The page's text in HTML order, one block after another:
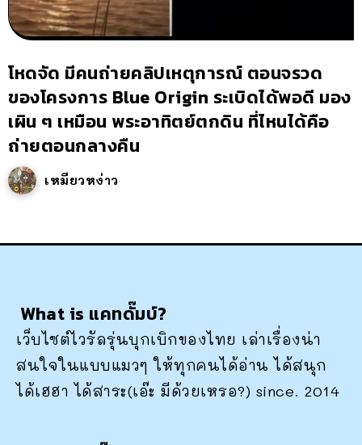
โหดจัด มีคนถ่ายคลิปเหตุการณ์ ตอนจรวด
ของโครงการ Blue Origin ระเบิดได้พอดี มอง
เผิน ๆ เหมือน พระอาทิตย์ตกดิน ที่ไหนได้คือ
ถ่ายตอนกลางคืน
เหมียวหง่าว
What is แคทดั๊มบ์?
เว็บไซต์ไวรัลรุ่นบุกเบิกของไทย เล่าเรื่องน่า
สนใจในแบบแมวๆ ให้ทุกคนได้อ่าน ได้สนุก
ได้เฮฮา ได้สาระ(เอ๊ะ มีด้วยเหรอ?) since. 2014